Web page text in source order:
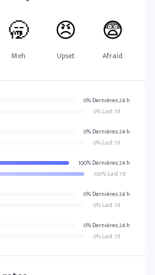
🥱
Meh
😠
Upset
😨
Afraid
0% Dernières 24 h
0% Last 7d
0% Dernières 24 h
0% Last 7d
100% Dernières 24 h
100% Last 7d
0% Dernières 24 h
0% Last 7d
0% Dernières 24 h
0% Last 7d